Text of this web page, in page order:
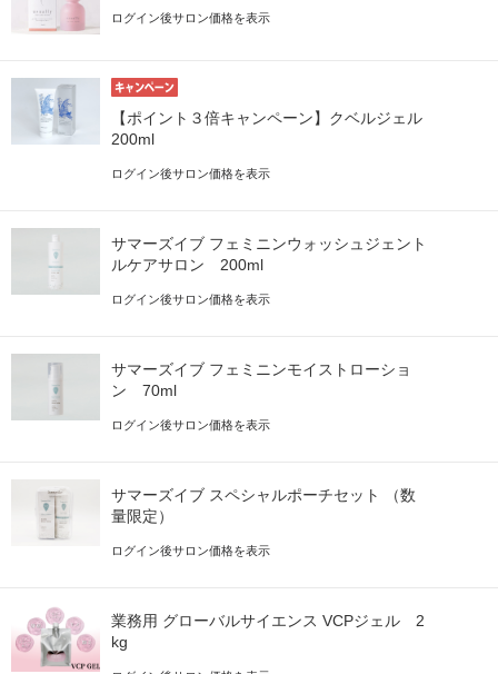
ログイン後サロン価格を表示
【ポイント３倍キャンペーン】クベルジェル
200ml
ログイン後サロン価格を表示
サマーズイブ フェミニンウォッシュジェント
ルケアサロン 200ml
ログイン後サロン価格を表示
サマーズイブ フェミニンモイストローショ
ン 70ml
ログイン後サロン価格を表示
サマーズイブ スペシャルポーチセット （数
量限定）
ログイン後サロン価格を表示
業務用 グローバルサイエンス VCPジェル 2
kg